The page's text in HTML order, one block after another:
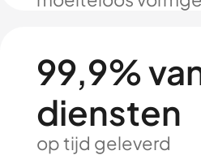
99,9%
diensten
op tijd geleverd